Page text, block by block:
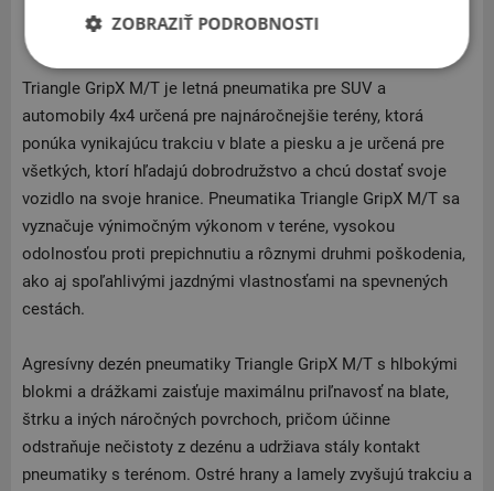
Triangle GripX M/T je letná pneumatika pre SUV a
automobily 4x4 určená pre najnáročnejšie terény, ktorá
ponúka vynikajúcu trakciu v blate a piesku a je určená pre
všetkých, ktorí hľadajú dobrodružstvo a chcú dostať svoje
vozidlo na svoje hranice. Pneumatika Triangle GripX M/T sa
vyznačuje výnimočným výkonom v teréne, vysokou
odolnosťou proti prepichnutiu a rôznymi druhmi poškodenia,
ako aj spoľahlivými jazdnými vlastnosťami na spevnených
cestách.
Agresívny dezén pneumatiky Triangle GripX M/T s hlbokými
blokmi a drážkami zaisťuje maximálnu priľnavosť na blate,
štrku a iných náročných povrchoch, pričom účinne
odstraňuje nečistoty z dezénu a udržiava stály kontakt
pneumatiky s terénom. Ostré hrany a lamely zvyšujú trakciu a
ZOBRAZIŤ PODROBNOSTI